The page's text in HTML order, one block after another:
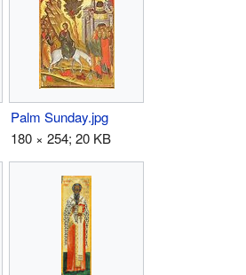
Palm Sunday.jpg
180 × 254; 20 KB